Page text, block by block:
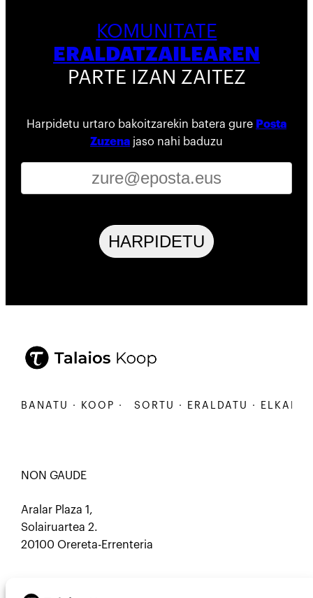
KOMUNITATE
ERALDATZAILEAREN
PARTE IZAN ZAITEZ
Harpidetu urtaro bakoitzarekin batera gure Posta
Zuzena jaso nahi baduzu
HARPIDETU
· KOOP · SORTU · ERALDATU ·
NON GAUDE
Aralar Plaza 1,
Solairuartea 2.
20100 Orereta-Errenteria